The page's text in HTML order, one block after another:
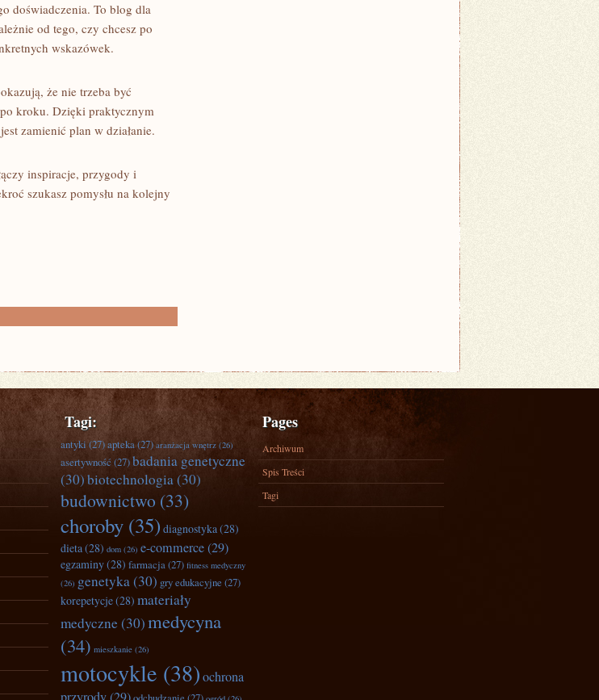
doświadczenia. To blog dla
od tego, czy chcesz po
wskazówek.
że nie trzeba być
kroku. Dzięki praktycznym
zamienić plan w działanie.
inspiracje, przygody i
szukasz pomysłu na kolejny
Tagi:
antyki(27)apteka(27) aranżacja wnętrz (26)
asertywność (27)badania genetyczne
(30)biotechnologia(30)
budownictwo (33)
choroby (35) diagnostyka(28)
dieta(28) dom (26) e-commerce(29)
egzaminy(28) farmacja(27) fitness medyczny
(26) genetyka(30) gry edukacyjne (27)
korepetycje(28) materiały
medyczne (30)medycyna
(34) mieszkanie (26)
motocykle (38)ochrona
Pages
Archiwum
Spis Treści
Tagi